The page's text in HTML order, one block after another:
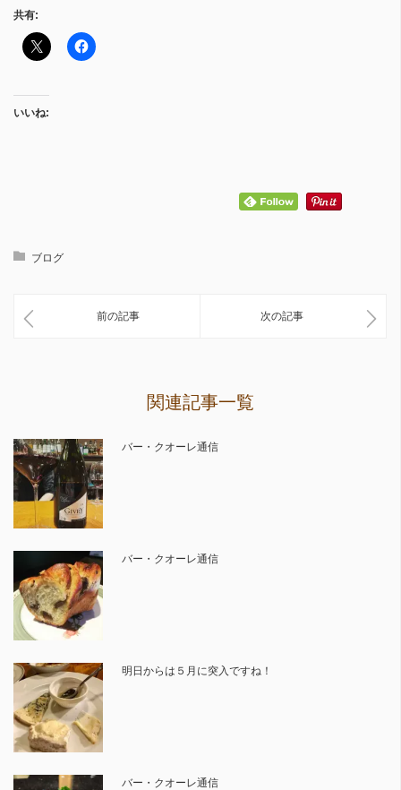
共有:
いいね:
ブログ
前の記事 次の記事
関連記事一覧
バー・クオーレ通信
バー・クオーレ通信
明日からは５月に突入ですね！
バー・クオーレ通信